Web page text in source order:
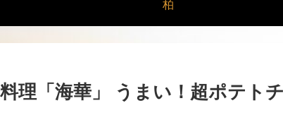
柏
理「海華」 うまい！超ポテト